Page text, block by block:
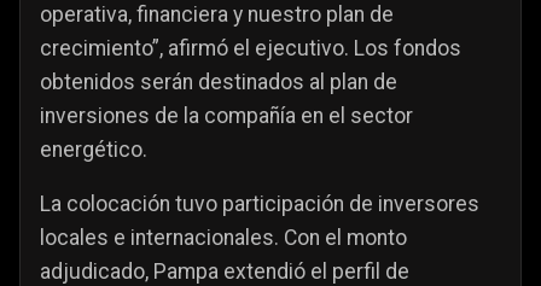
operativa, financiera y nuestro plan de
crecimiento”, afirmó el ejecutivo. Los fondos
obtenidos serán destinados al plan de
inversiones de la compañía en el sector
energético.
La colocación tuvo participación de inversores
locales e internacionales. Con el monto
adjudicado, Pampa extendió el perfil de